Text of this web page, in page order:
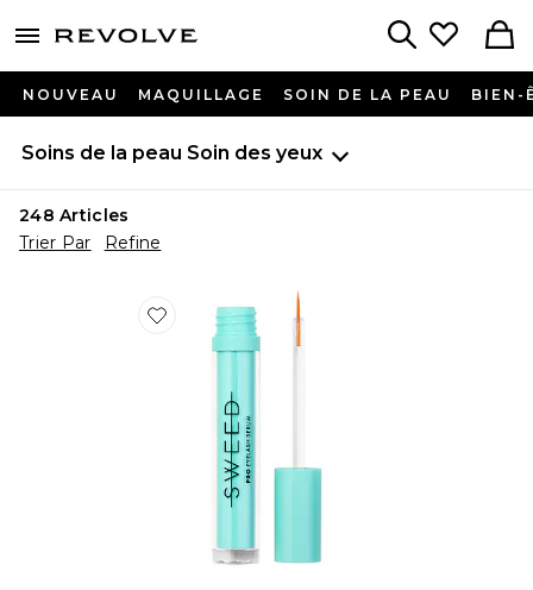
menu - shows more content
NOUVEAU MAQUILLAGE SOIN DE LA PEAU BIEN-
Soins de la peau Soin des yeux
248 Articles
Trier Par
Refine
Favorite SÉRUM SOURCILS EYELASH GROWTH